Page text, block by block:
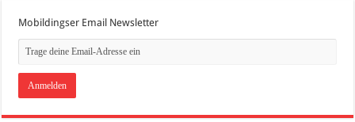
Mobildingser Email Newsletter